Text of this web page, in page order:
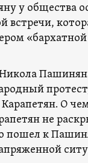
у общества
встречи,
О
не
пошел к